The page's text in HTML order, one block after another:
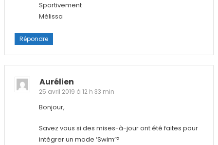
Sportivement
Mélissa
Répondre
Aurélien
25 avril 2019 à 12 h 33 min
Bonjour,
Savez vous si des mises-à-jour ont été faites pour
intégrer un mode ‘Swim’?